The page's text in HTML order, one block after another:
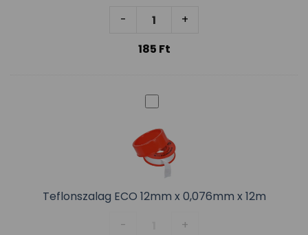
-
Végelzáró dugó KM 3/4"
+
185 Ft
Teflonszalag ECO 12mm x 0,076mm x 12m
-
Teflonszalag ECO 12mm x
+